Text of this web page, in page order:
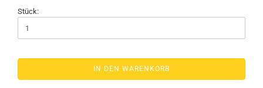
Stück:
IN DEN WARENKORB